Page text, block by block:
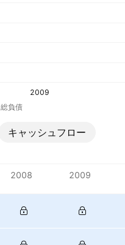
2009
総負債
キャッシュフロー
2008 2009